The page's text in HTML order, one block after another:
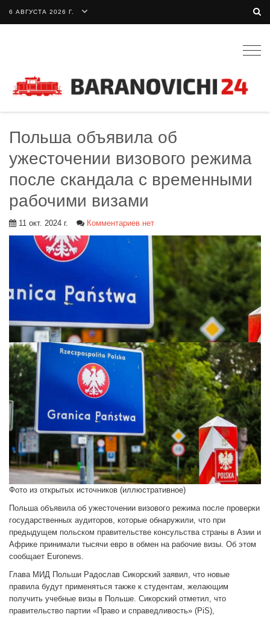
6 АВГУСТА 2026 Г.
Польша объявила об
ужесточении визового режима
после скандала с временными
рабочими визами
11 окт. 2024 г. Комментариев нет
Фото из открытых источников (иллюстративное)
Польша объявила об ужесточении визового режима после проверки
государственных аудиторов, которые обнаружили, что при
предыдущем польском правительстве консульства страны в Азии и
Африке принимали тысячи евро в обмен на рабочие визы. Об этом
сообщает Euronews.
Глава МИД Польши Радослав Сикорский заявил, что новые
правила будут применяться также к студентам, желающим
получить учебные визы в Польше. Сикорский отметил, что
правительство партии «Право и справедливость» (PiS),